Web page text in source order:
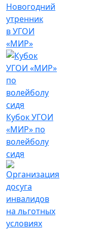
Новогодний
утренник
в УГОИ
«МИР»
Кубок УГОИ
«МИР» по
волейболу
сидя